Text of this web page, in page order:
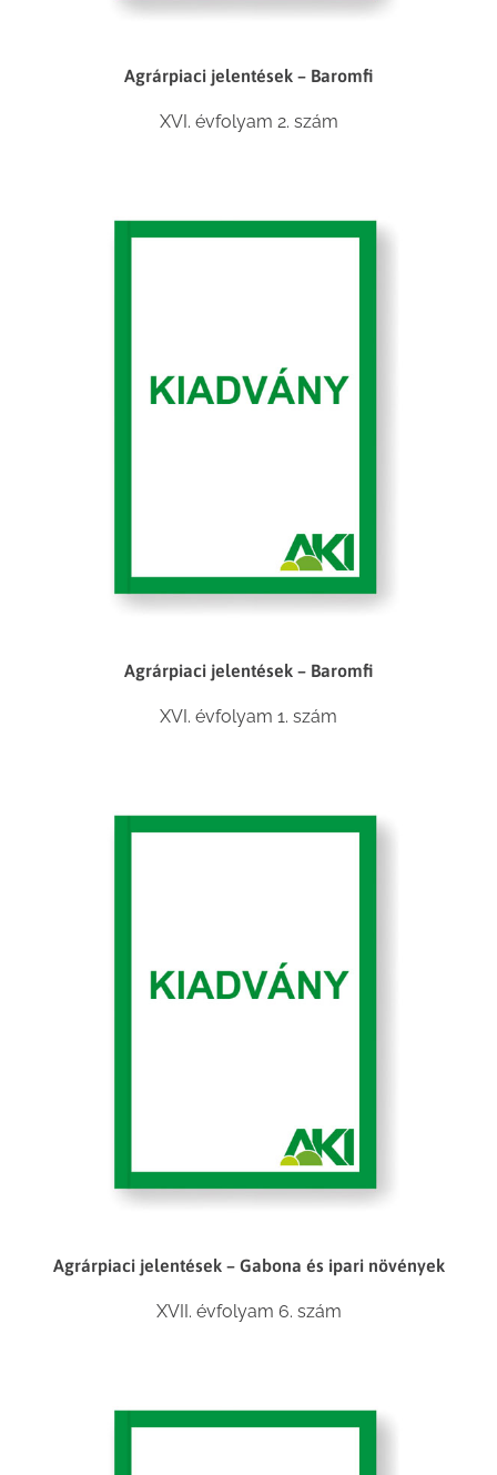
Agrárpiaci jelentések – Baromfi
XVI. évfolyam 2. szám
Agrárpiaci jelentések – Baromfi
XVI. évfolyam 1. szám
Agrárpiaci jelentések – Gabona és ipari növények
XVII. évfolyam 6. szám